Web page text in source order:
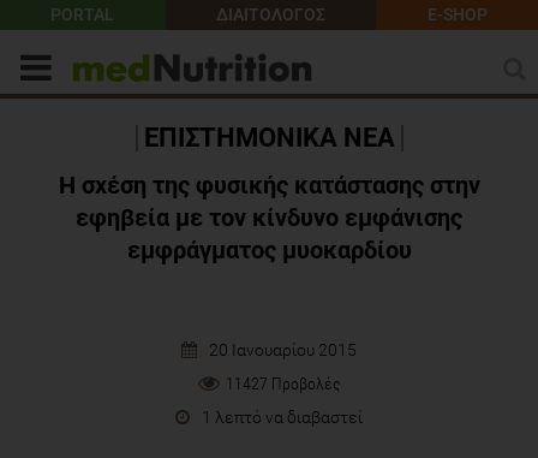
PORTAL ΔΙΑΙΤΟΛΟΓΟΣ E-SHOP
ΕΠΙΣΤΗΜΟΝΙΚΑ ΝΕΑ
Η σχέση της φυσικής κατάστασης στην
εφηβεία με τον κίνδυνο εμφάνισης
εμφράγματος μυοκαρδίου
20 Ιανουαρίου 2015
11427 Προβολές
1 λεπτό να διαβαστεί